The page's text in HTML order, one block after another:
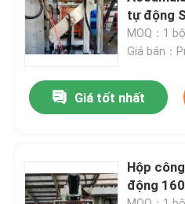
Máy thổi khuôn tự động
Máy thổi chai nhựa
Máy thổi PP
tự động
MOQ：1 bộ
Giá bán：
Giá tốt nhất
Hộp
động